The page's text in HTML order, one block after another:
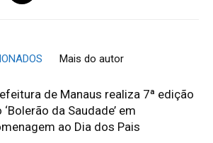
Mais do autor
de Manaus realiza 7ª edição
‘Bolerão da Saudade’ em
ao Dia dos Pais